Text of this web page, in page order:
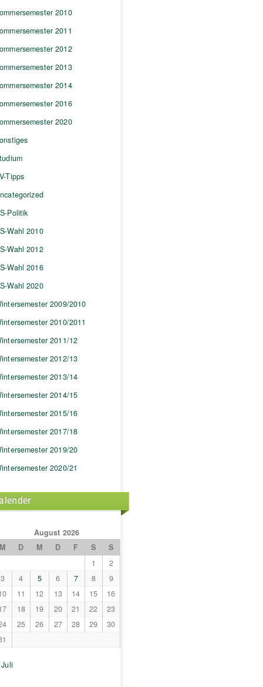
2010
2011
2012
2013
2014
2016
2020
Tipps
Politik
Wahl 2010
Wahl 2012
Wahl 2016
Wahl 2020
2009/2010
2010/2011
2011/12
2012/13
2013/14
2014/15
2015/16
2017/18
2019/20
2020/21
August 2026
M
D M D F S
S
1
2
3
4 5 6 7 8
9
11 12 13 14 15
16
18 19 20 21 22
23
25 26 27 28 29
30